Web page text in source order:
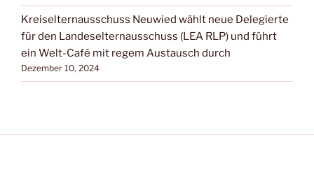
Kreiselternausschuss Neuwied wählt neue Delegierte
für den Landeselternausschuss (LEA RLP) und führt
ein Welt-Café mit regem Austausch durch
Dezember 10, 2024